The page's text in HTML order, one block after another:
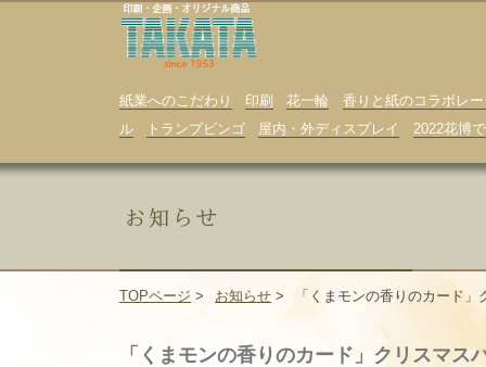
紙業へのこだわり 印刷 花一輪
香りと紙のコラボレ
ル
トランプビンゴ 屋内・外ディスプレイ 2022花博
TOPページ > お知らせ > 「くまモンの香りのカード」
「くまモンの香りのカード」クリスマス